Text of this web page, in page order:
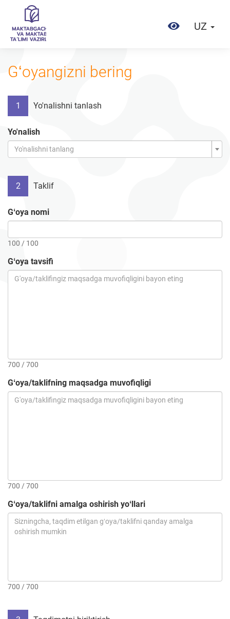
UZ
Gʻoyangizni bering
1 Yo'nalishni tanlash
Yo'nalish
Yo'nalishni tanlang
2 Taklif
Gʻoya nomi
100 / 100
Gʻoya tavsifi
700 / 700
Gʻoya/taklifning maqsadga muvofiqligi
700 / 700
Gʻoya/taklifni amalga oshirish yoʻllari
700 / 700